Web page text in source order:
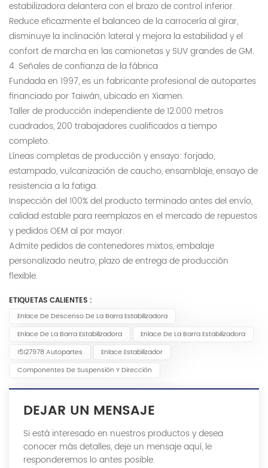
estabilizadora delantera con el brazo de control inferior.
Reduce eficazmente el balanceo de la carrocería al girar,
disminuye la inclinación lateral y mejora la estabilidad y el
confort de marcha en las camionetas y SUV grandes de GM.
4. Señales de confianza de la fábrica
Fundada en 1997, es un fabricante profesional de autopartes
financiado por Taiwán, ubicado en Xiamen.
Taller de producción independiente de 12.000 metros
cuadrados, 200 trabajadores cualificados a tiempo
completo.
Líneas completas de producción y ensayo: forjado,
estampado, vulcanización de caucho, ensamblaje, ensayo de
resistencia a la fatiga.
Inspección del 100% del producto terminado antes del envío,
calidad estable para reemplazos en el mercado de repuestos
y pedidos OEM al por mayor.
Admite pedidos de contenedores mixtos, embalaje
personalizado neutro, plazo de entrega de producción
flexible.
ETIQUETAS CALIENTES :
Enlace De Descenso De La Barra Estabilizadora
Enlace De La Barra Estabilizadora
Enlace De La Barra Estabilizadora
15127978 Autopartes
Enlace Estabilizador
Componentes De Suspensión Y Dirección
DEJAR UN MENSAJE
Si está interesado en nuestros productos y desea
conocer más detalles, deje un mensaje aquí, le
responderemos lo antes posible.